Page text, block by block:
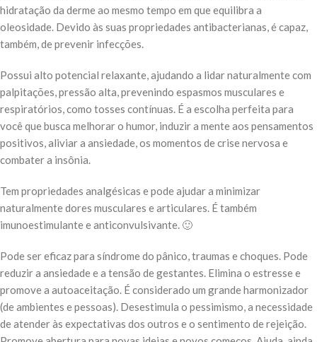
hidratação da derme ao mesmo tempo em que equilibra a
oleosidade. Devido às suas propriedades antibacterianas, é capaz,
também, de prevenir infecções.
Possui alto potencial relaxante, ajudando a lidar naturalmente com
palpitações, pressão alta, prevenindo espasmos musculares e
respiratórios, como tosses contínuas. É a escolha perfeita para
você que busca melhorar o humor, induzir a mente aos pensamentos
positivos, aliviar a ansiedade, os momentos de crise nervosa e
combater a insônia.
Tem propriedades analgésicas e pode ajudar a minimizar
naturalmente dores musculares e articulares. É também
imunoestimulante e anticonvulsivante. 🙂
Pode ser eficaz para síndrome do pânico, traumas e choques. Pode
reduzir a ansiedade e a tensão de gestantes. Elimina o estresse e
promove a autoaceitação. É considerado um grande harmonizador
(de ambientes e pessoas). Desestimula o pessimismo, a necessidade
de atender às expectativas dos outros e o sentimento de rejeição.